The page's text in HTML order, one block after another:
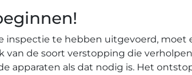
inspectie te hebben uitgevoerd,
van de soort verstopping die
apparaten als dat nodig is. Het